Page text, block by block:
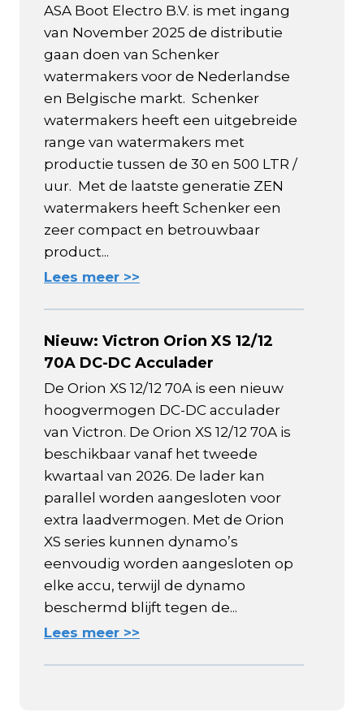
ASA Boot Electro B.V. is met ingang
van November 2025 de distributie
gaan doen van Schenker
watermakers voor de Nederlandse
en Belgische markt. Schenker
watermakers heeft een uitgebreide
range van watermakers met
productie tussen de 30 en 500 LTR /
uur. Met de laatste generatie ZEN
watermakers heeft Schenker een
zeer compact en betrouwbaar
product...
Lees meer >>
Nieuw: Victron Orion XS 12/12
70A DC-DC Acculader
De Orion XS 12/12 70A is een nieuw
hoogvermogen DC-DC acculader
van Victron. De Orion XS 12/12 70A is
beschikbaar vanaf het tweede
kwartaal van 2026. De lader kan
parallel worden aangesloten voor
extra laadvermogen. Met de Orion
XS series kunnen dynamo’s
eenvoudig worden aangesloten op
elke accu, terwijl de dynamo
beschermd blijft tegen de...
Lees meer >>